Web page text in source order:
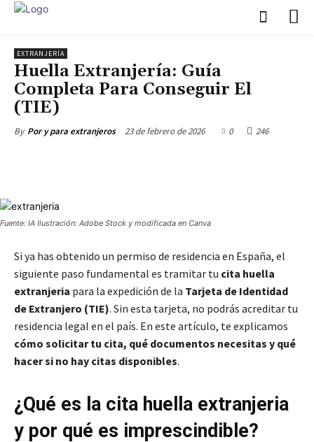
EXTRANJERÍA
Huella Extranjería: Guía
Completa Para Conseguir El
(TIE)
By Por y para extranjeros 23 de febrero de 2026 0 246
Fuente: IA Ilustración: Adobe Stock y modificada en Canva
Si ya has obtenido un permiso de residencia en España, el
siguiente paso fundamental es tramitar tu cita huella
extranjeria para la expedición de la Tarjeta de Identidad
de Extranjero (TIE). Sin esta tarjeta, no podrás acreditar tu
residencia legal en el país. En este artículo, te explicamos
cómo solicitar tu cita, qué documentos necesitas y qué
hacer si no hay citas disponibles.
¿Qué es la cita huella extranjeria
y por qué es imprescindible?